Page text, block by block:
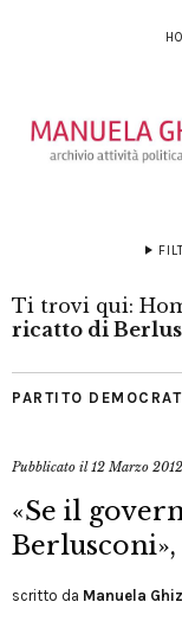
Ti trovi qui:
ricatto di
PARTITO
Pubblicato il12 Marzo 2012
«Se il
scritto da Manuela